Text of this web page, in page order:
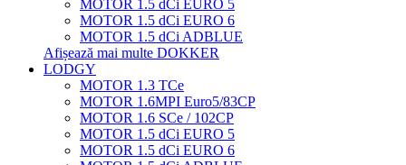
MOTOR 1.5 dCi EURO 5
MOTOR 1.5 dCi EURO 6
MOTOR 1.5 dCi ADBLUE
Afișează mai multe DOKKER
LODGY
MOTOR 1.3 TCe
MOTOR 1.6MPI Euro5/83CP
MOTOR 1.6 SCe / 102CP
MOTOR 1.5 dCi EURO 5
MOTOR 1.5 dCi EURO 6